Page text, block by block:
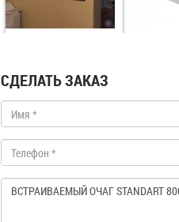
СДЕЛАТЬ ЗАКАЗ